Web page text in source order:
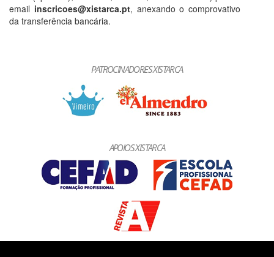
email inscricoes@xistarca.pt, anexando o comprovativo
da transferência bancária.
PATROCINADORES XISTARCA
APOIOS XISTARCA